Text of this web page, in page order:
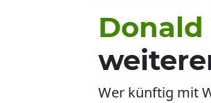
Wer künftig mit